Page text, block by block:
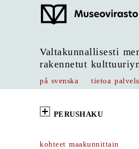
Valtakunnallisesti
rakennetut
på svenska tietoa
PERUSHAKU
kohteet maakunnittain